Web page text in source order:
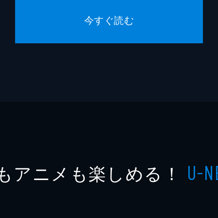
今すぐ読む
アニメも楽しめる！ U-